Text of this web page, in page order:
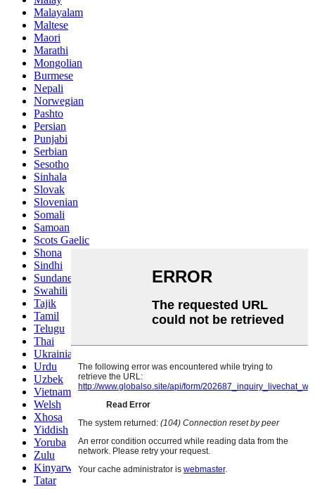
Malayalam
Maltese
Maori
Marathi
Mongolian
Burmese
Nepali
Norwegian
Pashto
Persian
Punjabi
Serbian
Sesotho
Sinhala
Slovak
Slovenian
Somali
Samoan
Scots Gaelic
Shona
Sindhi
Sundanese
Swahili
Tajik
Tamil
Telugu
Thai
Ukrainian
Urdu
Uzbek
Vietnamese
Welsh
Xhosa
Yiddish
Yoruba
Zulu
Kinyarwanda
Tatar